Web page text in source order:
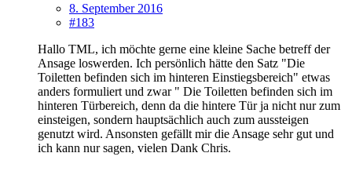
8. September 2016
#183
Hallo TML, ich möchte gerne eine kleine Sache betreff der
Ansage loswerden. Ich persönlich hätte den Satz "Die
Toiletten befinden sich im hinteren Einstiegsbereich" etwas
anders formuliert und zwar " Die Toiletten befinden sich im
hinteren Türbereich, denn da die hintere Tür ja nicht nur zum
einsteigen, sondern hauptsächlich auch zum aussteigen
genutzt wird. Ansonsten gefällt mir die Ansage sehr gut und
ich kann nur sagen, vielen Dank Chris.